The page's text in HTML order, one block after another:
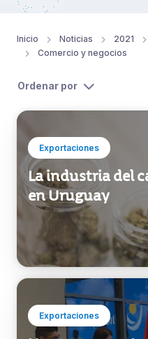
Inicio Noticias 2021
Comercio y negocios
Ordenar por
Exportaciones
La industria del
en Uruguay
Exportaciones